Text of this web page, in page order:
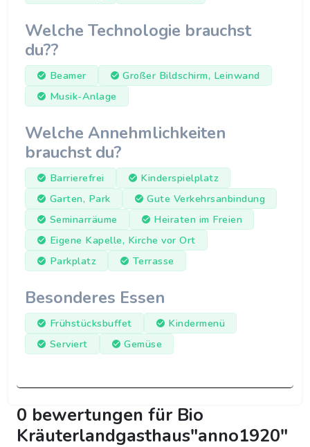
Welche Technologie brauchst
du??
Beamer
Großer Bildschirm, Leinwand
Musik-Anlage
Welche Annehmlichkeiten
brauchst du?
Barrierefrei
Kinderspielplatz
Garten, Park
Gute Verkehrsanbindung
Seminarräume
Heiraten im Freien
Eigene Kapelle, Kirche vor Ort
Parkplatz
Terrasse
Besonderes Essen
Frühstücksbuffet
Kindermenü
Serviert
Gemüse
0 bewertungen für Bio
Kräuterlandgasthaus"anno1920"